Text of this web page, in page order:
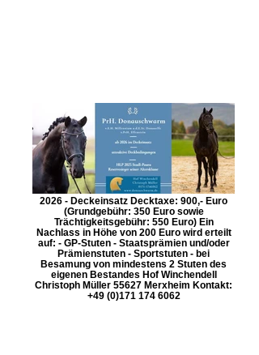
2026 - Deckeinsatz Decktaxe: 900,- Euro
(Grundgebühr: 350 Euro sowie
Trächtigkeitsgebühr: 550 Euro) Ein
Nachlass in Höhe von 200 Euro wird erteilt
auf: - GP-Stuten - Staatsprämien und/oder
Prämienstuten - Sportstuten - bei
Besamung von mindestens 2 Stuten des
eigenen Bestandes Hof Winchendell
Christoph Müller 55627 Merxheim Kontakt:
+49 (0)171 174 6062